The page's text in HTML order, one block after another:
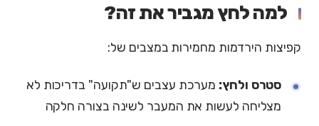
למה לחץ מגביר את זה?
קפיצות הירדמות מחמירות במצבים של:
סטרס ולחץ: מערכת עצבים ש"תקועה" בדריכות לא
מצליחה לעשות את המעבר לשינה בצורה חלקה